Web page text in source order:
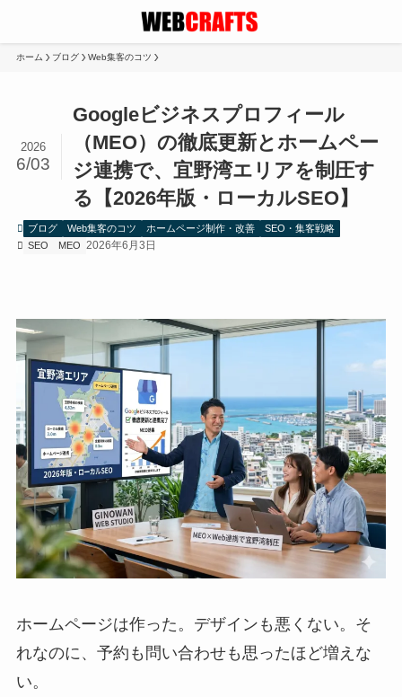
ホーム ブログ Web集客のコツ
Googleビジネスプロフィール
（MEO）の徹底更新とホームペー
ジ連携で、宜野湾エリアを制圧す
る【2026年版・ローカルSEO】
2026
6/03
ブログ Web集客のコツ ホームページ制作・改善
SEO・集客戦略
SEO
MEO 2026年6月3日
ホームページは作った。デザインも悪くない。そ
れなのに、予約も問い合わせも思ったほど増えな
い。